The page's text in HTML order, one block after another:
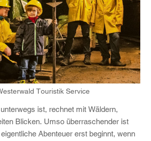
Touristik Service
ist, rechnet mit Wäldern,
Blicken. Umso überraschender ist
Abenteuer erst beginnt, wenn